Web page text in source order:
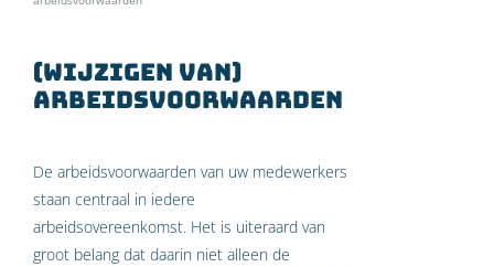
(Wijzigen van)
arbeidsvoorwaarden
De arbeidsvoorwaarden van uw medewerkers
staan centraal in iedere
arbeidsovereenkomst. Het is uiteraard van
groot belang dat daarin niet alleen de